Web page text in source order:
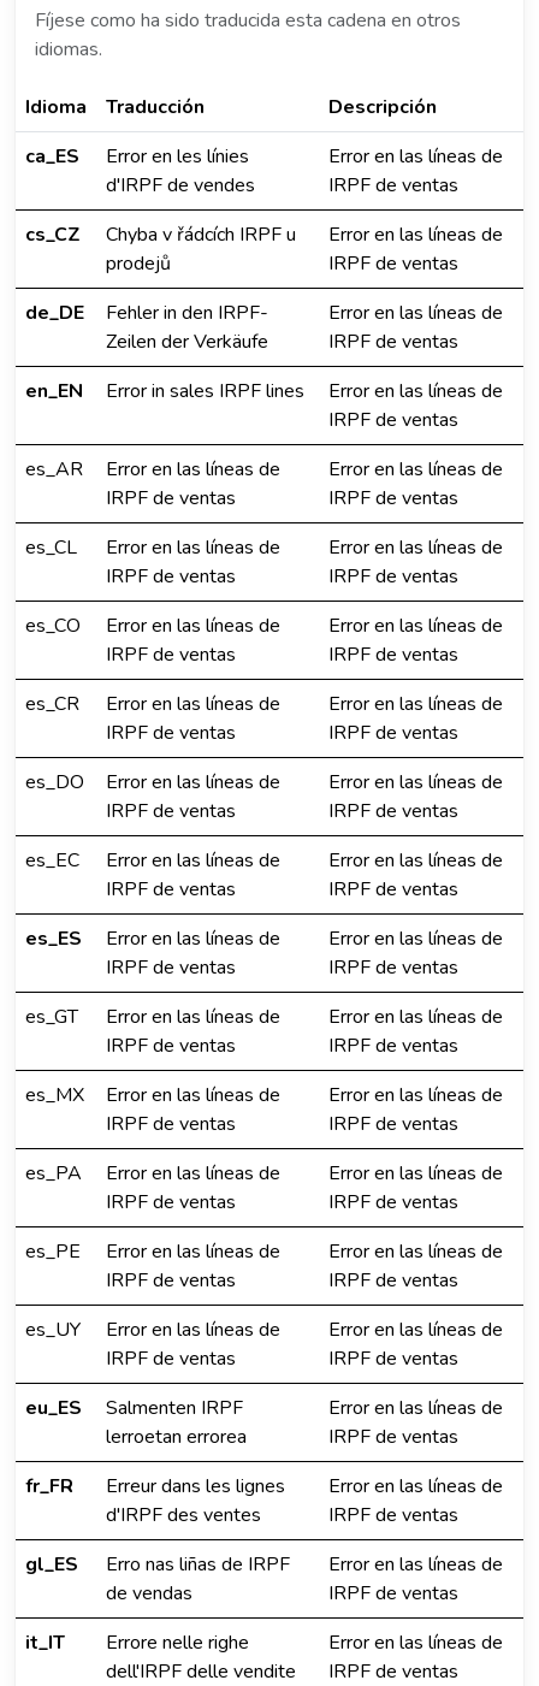
Fíjese como ha sido traducida esta cadena en otros
idiomas.
Idioma Traducción
Descripción
ca_ES
Error en les línies
d'IRPF de vendes
Error en las líneas de
IRPF de ventas
cs_CZ
Chyba v řádcích IRPF u
prodejů
Error en las líneas de
IRPF de ventas
de_DE
Fehler in den IRPF-
Zeilen der Verkäufe
Error en las líneas de
IRPF de ventas
en_EN
Error in sales IRPF lines
Error en las líneas de
IRPF de ventas
es_AR
Error en las líneas de
IRPF de ventas
Error en las líneas de
IRPF de ventas
es_CL
Error en las líneas de
IRPF de ventas
Error en las líneas de
IRPF de ventas
es_CO
Error en las líneas de
IRPF de ventas
Error en las líneas de
IRPF de ventas
es_CR
Error en las líneas de
IRPF de ventas
Error en las líneas de
IRPF de ventas
es_DO
Error en las líneas de
IRPF de ventas
Error en las líneas de
IRPF de ventas
es_EC
Error en las líneas de
IRPF de ventas
Error en las líneas de
IRPF de ventas
es_ES
Error en las líneas de
IRPF de ventas
Error en las líneas de
IRPF de ventas
es_GT
Error en las líneas de
IRPF de ventas
Error en las líneas de
IRPF de ventas
es_MX
Error en las líneas de
IRPF de ventas
Error en las líneas de
IRPF de ventas
es_PA
Error en las líneas de
IRPF de ventas
Error en las líneas de
IRPF de ventas
es_PE
Error en las líneas de
IRPF de ventas
Error en las líneas de
IRPF de ventas
es_UY
Error en las líneas de
IRPF de ventas
Error en las líneas de
IRPF de ventas
eu_ES
Salmenten IRPF
lerroetan errorea
Error en las líneas de
IRPF de ventas
fr_FR
Erreur dans les lignes
d'IRPF des ventes
Error en las líneas de
IRPF de ventas
gl_ES
Erro nas liñas de IRPF
de vendas
Error en las líneas de
IRPF de ventas
it_IT
Errore nelle righe
dell'IRPF delle vendite
Error en las líneas de
IRPF de ventas